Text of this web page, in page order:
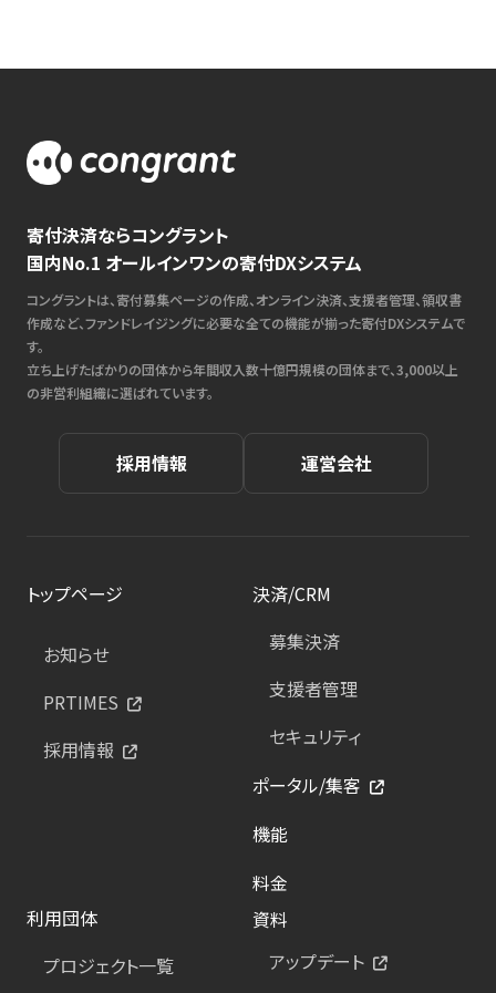
寄付決済ならコングラント
国内No.1 オールインワンの寄付DXシステム
コングラントは、寄付募集ページの作成、オンライン決済、支援者管理、領収書
作成など、ファンドレイジングに必要な全ての機能が揃った寄付DXシステムで
す。
立ち上げたばかりの団体から年間収入数十億円規模の団体まで、3,000以上
の非営利組織に選ばれています。
採用情報 運営会社
トップページ
お知らせ
PRTIMES
採用情報
決済/CRM
募集決済
支援者管理
セキュリティ
ポータル/集客
機能
料金
利用団体
プロジェクト一覧
資料
アップデート